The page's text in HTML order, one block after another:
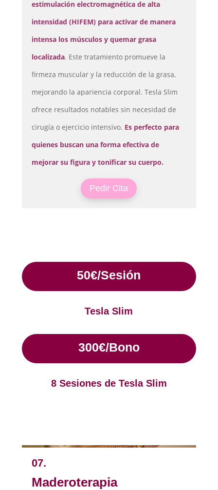
Manicura
yPedicura
Peluquería
Tienda
estimulación electromagnética de alta
intensidad (HIFEM) para activar de manera
intensa los músculos y quemar grasa
localizada. Este tratamiento promueve la
firmeza muscular y la reducción de la grasa,
mejorando la apariencia corporal. Tesla Slim
ofrece resultados notables sin necesidad de
cirugía o ejercicio intensivo. Es perfecto para
quienes buscan una forma efectiva de
mejorar su figura y tonificar su cuerpo.
Pedir Cita
50€/Sesión
Tesla Slim
300€/Bono
8 Sesiones de Tesla Slim
07.
Maderoterapia